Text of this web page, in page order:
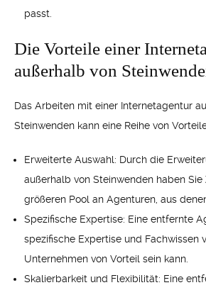
passt.
Die Vorteile einer
außerhalb von
Das Arbeiten mit einer Internetagentur
Steinwenden kann eine Reihe von
Erweiterte Auswahl: Durch die
außerhalb von Steinwenden haben
größeren Pool an Agenturen, aus
Spezifische Expertise: Eine entfernte
spezifische Expertise und Fachwissen
Unternehmen von Vorteil sein kann.
Skalierbarkeit und Flexibilität: Eine